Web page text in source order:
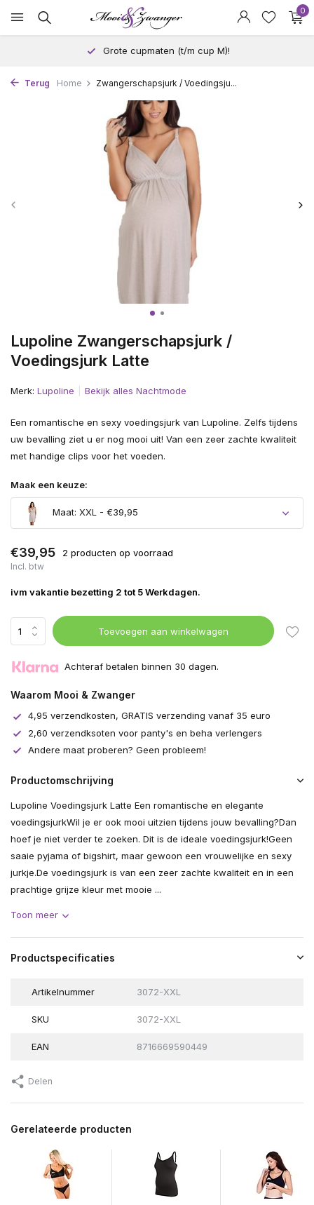
0
Grote cupmaten (t/m cup M)!
Terug Home Zwangerschapsjurk / Voedingsju...
Lupoline Zwangerschapsjurk /
Voedingsjurk Latte
Merk: Lupoline Bekijk alles Nachtmode
Een romantische en sexy voedingsjurk van Lupoline. Zelfs tijdens
uw bevalling ziet u er nog mooi uit! Van een zeer zachte kwaliteit
met handige clips voor het voeden.
Maak een keuze:
Maat: XXL - €39,95
€39,95 2 producten op voorraad
Incl. btw
ivm vakantie bezetting 2 tot 5 Werkdagen.
Toevoegen aan winkelwagen
Achteraf betalen binnen 30 dagen.
Waarom Mooi & Zwanger
4,95 verzendkosten, GRATIS verzending vanaf 35 euro
2,60 verzendksoten voor panty's en beha verlengers
Andere maat proberen? Geen probleem!
Productomschrijving
Lupoline Voedingsjurk Latte Een romantische en elegante
voedingsjurkWil je er ook mooi uitzien tijdens jouw bevalling?Dan
hoef je niet verder te zoeken. Dit is de ideale voedingsjurk!Geen
saaie pyjama of bigshirt, maar gewoon een vrouwelijke en sexy
jurkje.De voedingsjurk is van een zeer zachte kwaliteit en in een
prachtige grijze kleur met mooie ...
Toon meer
Productspecificaties
Artikelnummer 3072-XXL
SKU 3072-XXL
EAN 8716669590449
Delen
Gerelateerde producten